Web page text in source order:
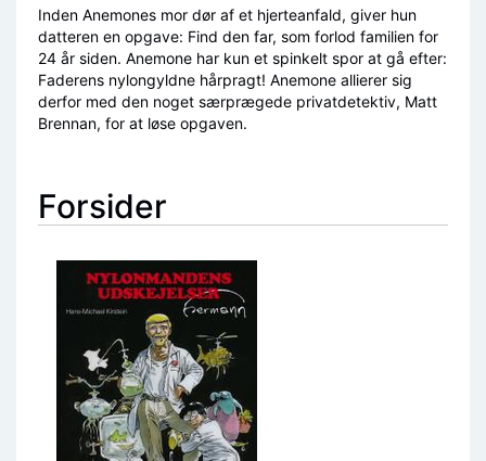
Inden Anemones mor dør af et hjerteanfald, giver hun
datteren en opgave: Find den far, som forlod familien for
24 år siden. Anemone har kun et spinkelt spor at gå efter:
Faderens nylongyldne hårpragt! Anemone allierer sig
derfor med den noget særprægede privatdetektiv, Matt
Brennan, for at løse opgaven.
Forsider